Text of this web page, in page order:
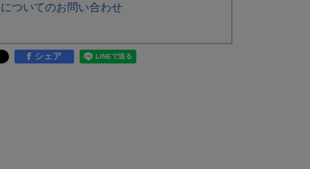
ついてのお問い合わせ
シェア